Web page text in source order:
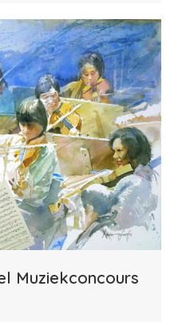
Muziekconcours